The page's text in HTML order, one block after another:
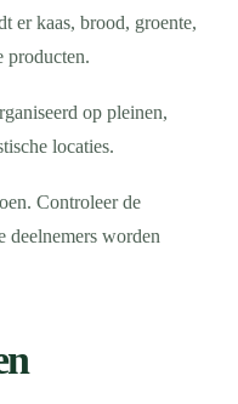
er kaas, brood, groente,
producten.
op pleinen,
locaties.
Controleer de
deelnemers worden